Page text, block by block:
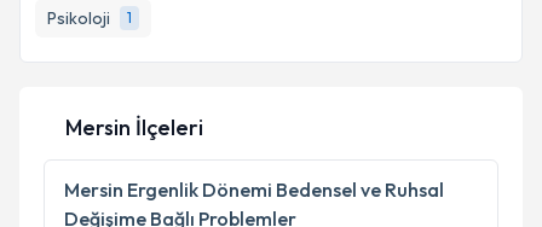
Psikoloji
1
E-posta Adresiniz
Kişisel verilerimin işlenmesine ilişkinAydınlatma
Metni
'ni okudum ve kişisel verilerimin belirtilen
kapsamda işlenmesini kabul ediyorum.
Mersin İlçeleri
Mersin Ergenlik Dönemi Bedensel ve Ruhsal
Değişime Bağlı Problemler